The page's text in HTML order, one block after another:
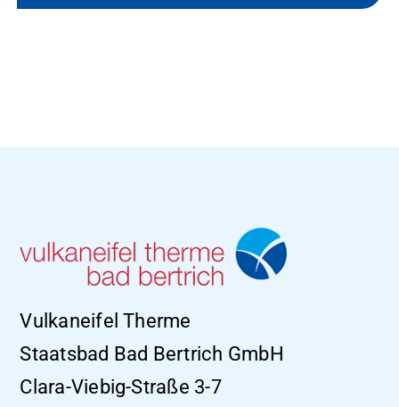
Vulkaneifel Therme
Staatsbad Bad Bertrich GmbH
Clara-Viebig-Straße 3-7